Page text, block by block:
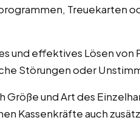
Treuekarten
und effektives Lösen von
Störungen oder
Größe und Art des
Kassenkräfte auch